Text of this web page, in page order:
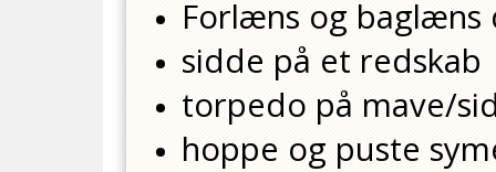
Forlæns og baglæns
sidde på et redskab
torpedo på mave/
hoppe og puste